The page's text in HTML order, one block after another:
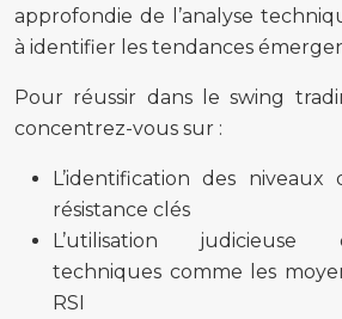
approfondie de l’analyse
à identifier les tendances
Pour réussir dans le swing
concentrez-vous sur :
L’identification des
résistance clés
L’utilisation judicieuse
techniques comme les
RSI